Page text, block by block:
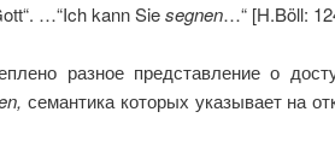
…“Ich kann Siesegnen…“ [H.Böll:
разное представление о
, семантика которых указывает на